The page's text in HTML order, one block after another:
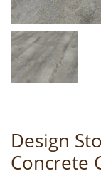
KONTAKT
Design
Concrete